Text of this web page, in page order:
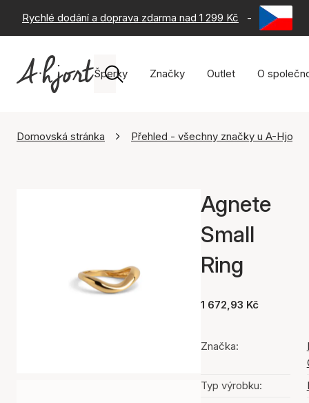
Rychlé dodání a doprava zdarma nad 1 299 Kč - 60 dní
Šperky Značky Outlet O
Domovská stránka Přehled - všechny značky u A-Hjort
Agnete
Small
Ring
1 672,93 Kč
Značka:
Typ výrobku: